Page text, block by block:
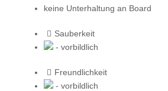
keine Unterhaltung an Board
Sauberkeit
- vorbildlich
Freundlichkeit
- vorbildlich